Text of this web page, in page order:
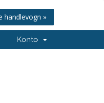
handlevogn »
Konto